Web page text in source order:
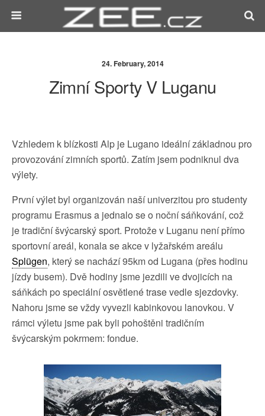
24. February, 2014
Zimní Sporty V Luganu
Vzhledem k blízkosti Alp je Lugano ideální základnou pro
provozování zimních sportů. Zatím jsem podniknul dva
výlety.
První výlet byl organizován naší univerzitou pro studenty
programu Erasmus a jednalo se o noční sáňkování, což
je tradiční švýcarský sport. Protože v Luganu není přímo
sportovní areál, konala se akce v lyžařském areálu
Splügen, který se nachází 95km od Lugana (přes hodinu
jízdy busem). Dvě hodiny jsme jezdili ve dvojicích na
sáňkách po speciální osvětlené trase vedle sjezdovky.
Nahoru jsme se vždy vyvezli kabinkovou lanovkou. V
rámci výletu jsme pak byli pohoštěni tradičním
švýcarským pokrmem: fondue.